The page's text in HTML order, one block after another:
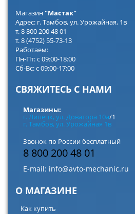
Магазин"Мастак"
Адрес: г. Тамбов, ул. Урожайная, 1в
т. 8 800 200 48 01
т. 8 (4752) 55-73-13
Работаем:
Пн-Пт: с 09:00-18:00
Сб-Вс: с 09:00-17:00
СВЯЖИТЕСЬ С НАМИ
Магазины:
г. Липецк, ул. Доватора 10а/1
г. Тамбов, ул. Урожайная 1в
Звонок по России бесплатный
8 800 200 48 01
E-mail: info@avto-mechanic.ru
О МАГАЗИНЕ
Как купить